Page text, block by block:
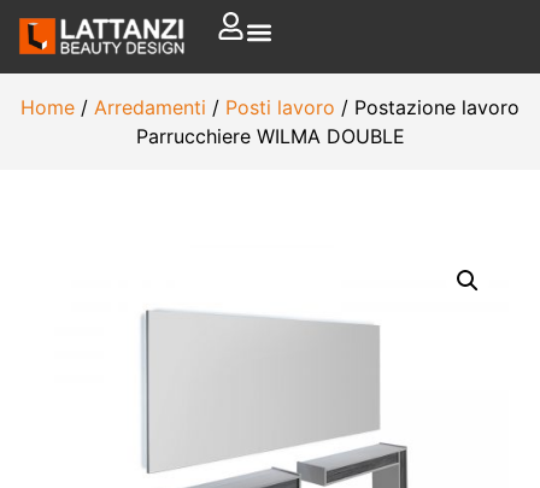
Home / Arredamenti / Posti lavoro / Postazione lavoro
Parrucchiere WILMA DOUBLE